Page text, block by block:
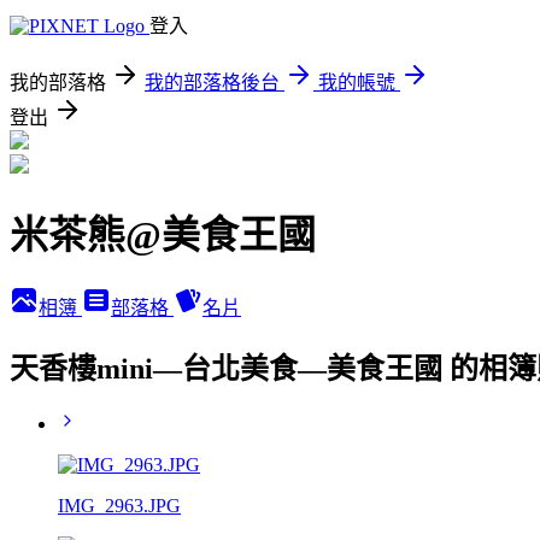
登入
我的部落格 我的部落格後台
我的帳號
登出
米茶熊@美食王國
相簿 部落格 名片
天香樓mini—台北美食—美食王國 的相
IMG_2963.JPG